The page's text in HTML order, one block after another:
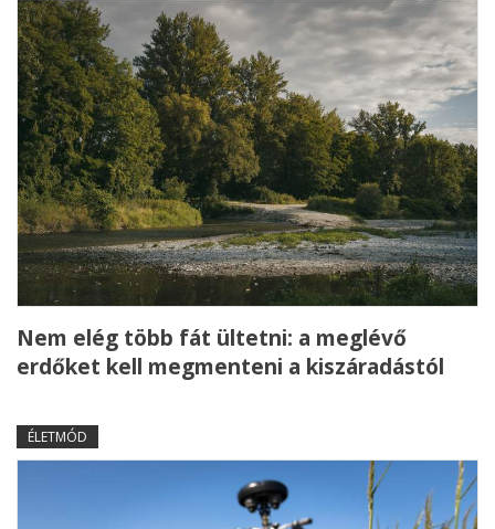
Nem elég több fát ültetni: a meglévő
erdőket kell megmenteni a kiszáradástól
ÉLETMÓD